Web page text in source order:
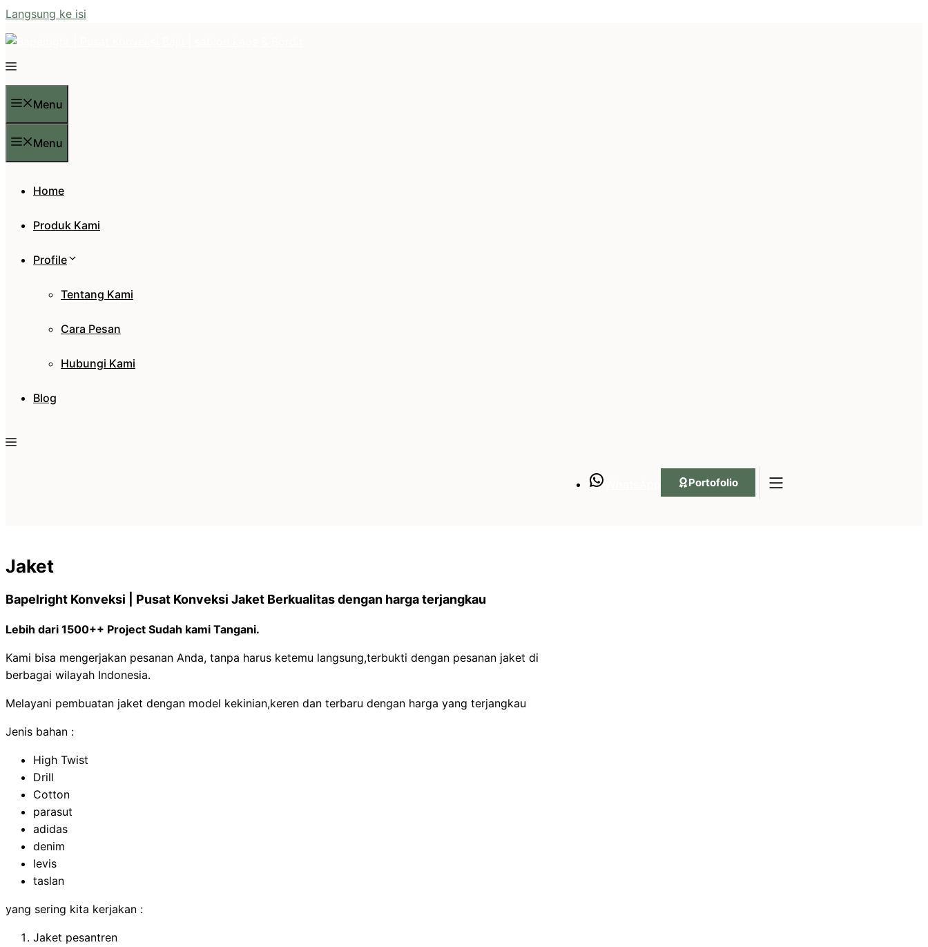
Langsung ke isi
Menu
Menu
Home
Produk Kami
Profile
Tentang Kami
Cara Pesan
Hubungi Kami
Blog
Portofolio
Jaket
Bapelright Konveksi | Pusat Konveksi Jaket Berkualitas dengan harga terjangkau
Lebih dari 1500++ Project Sudah kami Tangani.
Kami bisa mengerjakan pesanan Anda, tanpa harus ketemu langsung,terbukti dengan pesanan jaket di
berbagai wilayah Indonesia.
Melayani pembuatan jaket dengan model kekinian,keren dan terbaru dengan harga yang terjangkau
Jenis bahan :
High Twist
Drill
Cotton
parasut
adidas
denim
levis
taslan
yang sering kita kerjakan :
Jaket pesantren